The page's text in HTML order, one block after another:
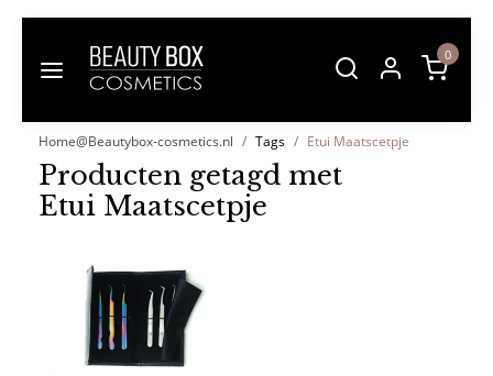
0
Home@Beautybox-cosmetics.nl Tags Etui Maatscetpje
Producten getagd met
Etui Maatscetpje